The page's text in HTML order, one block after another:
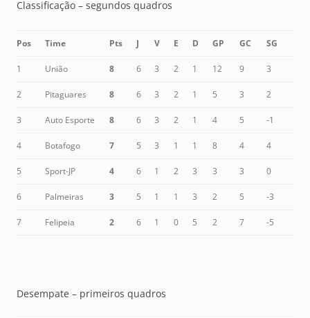
Classificação – segundos quadros
Pos Time Pts J V E D GP GC SG
1 União 8 6 3 2 1 12 9 3
2 Pitaguares 8 6 3 2 1 5 3 2
3 Auto Esporte 8 6 3 2 1 4 5 -1
4 Botafogo 7 5 3 1 1 8 4 4
5 Sport-JP 4 6 1 2 3 3 3 0
6 Palmeiras 3 5 1 1 3 2 5 -3
7 Felipeia 2 6 1 0 5 2 7 -5
Desempate – primeiros quadros